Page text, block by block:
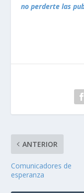
no perderte las
ANTERIOR
Comunicadores de
esperanza